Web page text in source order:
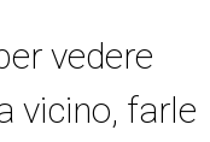
vedere
vicino, farle